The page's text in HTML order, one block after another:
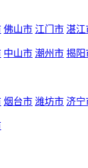
佛山市 江门市 湛江
中山市 潮州市 揭阳
烟台市 潍坊市 济宁